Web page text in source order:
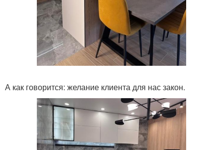
А как говорится: желание клиента для нас закон.